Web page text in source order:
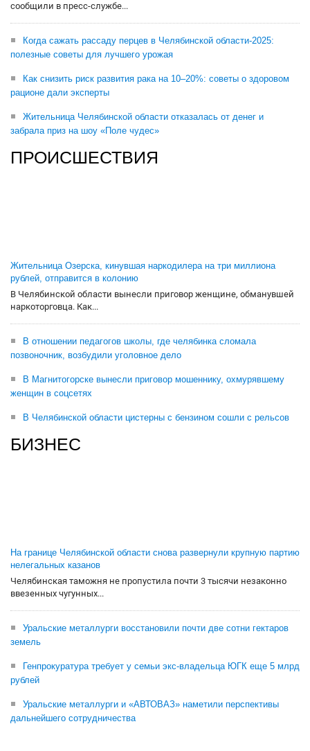
сообщили в пресс-службе...
Когда сажать рассаду перцев в Челябинской области-2025:
полезные советы для лучшего урожая
Как снизить риск развития рака на 10–20%: советы о здоровом
рационе дали эксперты
Жительница Челябинской области отказалась от денег и
забрала приз на шоу «Поле чудес»
ПРОИСШЕСТВИЯ
Жительница Озерска, кинувшая наркодилера на три миллиона
рублей, отправится в колонию
В Челябинской области вынесли приговор женщине, обманувшей
наркоторговца. Как...
В отношении педагогов школы, где челябинка сломала
позвоночник, возбудили уголовное дело
В Магнитогорске вынесли приговор мошеннику, охмурявшему
женщин в соцсетях
В Челябинской области цистерны с бензином сошли с рельсов
БИЗНЕС
На границе Челябинской области снова развернули крупную партию
нелегальных казанов
Челябинская таможня не пропустила почти 3 тысячи незаконно
ввезенных чугунных...
Уральские металлурги восстановили почти две сотни гектаров
земель
Генпрокуратура требует у семьи экс-владельца ЮГК еще 5 млрд
рублей
Уральские металлурги и «АВТОВАЗ» наметили перспективы
дальнейшего сотрудничества